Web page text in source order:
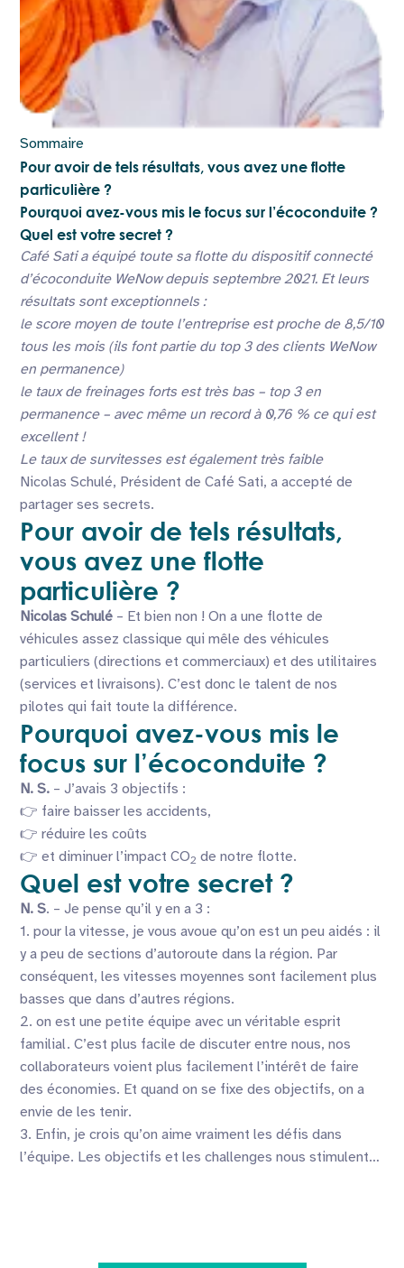
Sommaire
Pour avoir de tels résultats, vous avez une flotte
particulière ?
Pourquoi avez-vous mis le focus sur l’écoconduite ?
Quel est votre secret ?
Café Sati a équipé toute sa flotte du dispositif connecté
d’écoconduite WeNow depuis septembre 2021. Et leurs
résultats sont exceptionnels :
le score moyen de toute l’entreprise est proche de 8,5/10
tous les mois (ils font partie du top 3 des clients WeNow
en permanence)
le taux de freinages forts est très bas – top 3 en
permanence – avec même un record à 0,76 % ce qui est
excellent !
Le taux de survitesses est également très faible
Nicolas Schulé, Président de Café Sati, a accepté de
partager ses secrets.
Pour avoir de tels résultats,
vous avez une flotte
particulière ?
Nicolas Schulé – Et bien non ! On a une flotte de
véhicules assez classique qui mêle des véhicules
particuliers (directions et commerciaux) et des utilitaires
(services et livraisons). C’est donc le talent de nos
pilotes qui fait toute la différence.
Pourquoi avez-vous mis le
focus sur l’écoconduite ?
N. S. – J’avais 3 objectifs :
👉 faire baisser les accidents,
👉 réduire les coûts
👉 et diminuer l’impact CO2 de notre flotte.
Quel est votre secret ?
N. S. – Je pense qu’il y en a 3 :
1. pour la vitesse, je vous avoue qu’on est un peu aidés : il
y a peu de sections d’autoroute dans la région. Par
conséquent, les vitesses moyennes sont facilement plus
basses que dans d’autres régions.
2. on est une petite équipe avec un véritable esprit
familial. C’est plus facile de discuter entre nous, nos
collaborateurs voient plus facilement l’intérêt de faire
des économies. Et quand on se fixe des objectifs, on a
envie de les tenir.
3. Enfin, je crois qu’on aime vraiment les défis dans
l’équipe. Les objectifs et les challenges nous stimulent…